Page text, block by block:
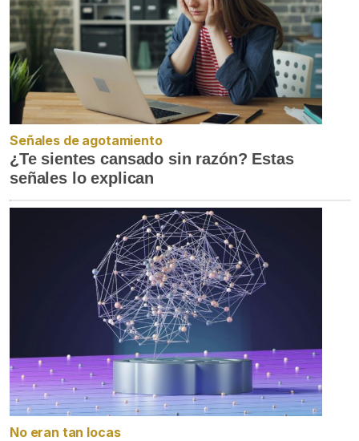
Señales de agotamiento
¿Te sientes cansado sin razón? Estas
señales lo explican
No eran tan locas